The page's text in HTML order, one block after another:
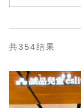
共354结果